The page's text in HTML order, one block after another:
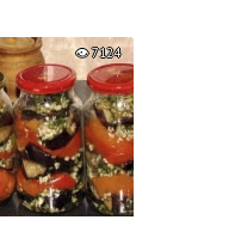
7124